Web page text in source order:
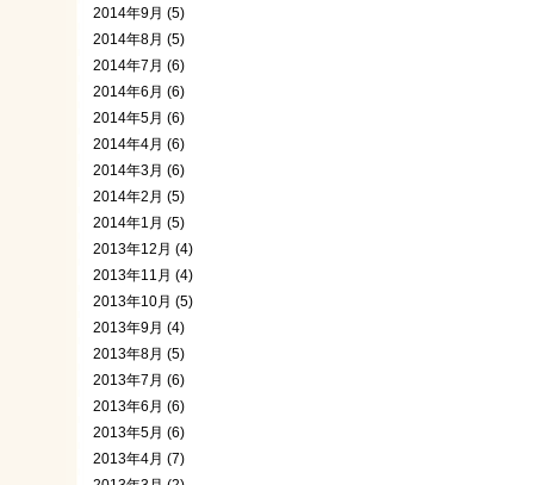
2014年9月 (5)
2014年8月 (5)
2014年7月 (6)
2014年6月 (6)
2014年5月 (6)
2014年4月 (6)
2014年3月 (6)
2014年2月 (5)
2014年1月 (5)
2013年12月 (4)
2013年11月 (4)
2013年10月 (5)
2013年9月 (4)
2013年8月 (5)
2013年7月 (6)
2013年6月 (6)
2013年5月 (6)
2013年4月 (7)